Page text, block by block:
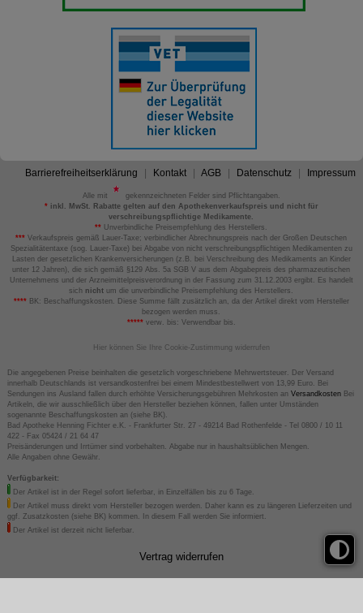
Barrierefreiheitserklärung Kontakt AGB Datenschutz Impressum
Alle mit
gekennzeichneten Felder sind Pflichtangaben.
*inkl. MwSt. Rabatte gelten auf den Apothekenverkaufspreis und nicht für
verschreibungspflichtige Medikamente.
** Unverbindliche Preisempfehlung des Herstellers.
*** Verkaufspreis gemäß Lauer-Taxe; verbindlicher Abrechnungspreis nach der Großen Deutschen
Spezialitätentaxe (sog. Lauer-Taxe) bei Abgabe von nicht verschreibungspflichtigen Medikamenten zu
Lasten der gesetzlichen Krankenversicherungen (z.B. bei Verschreibung des Medikaments an Kinder
unter 12 Jahren), die sich gemäß §129 Abs. 5a SGB V aus dem Abgabepreis des pharmazeutischen
Unternehmens und der Arzneimittelpreisverordnung in der Fassung zum 31.12.2003 ergibt. Es handelt
sich nicht um die unverbindliche Preisempfehlung des Herstellers.
****BK: Beschaffungskosten. Diese Summe fällt zusätzlich an, da der Artikel direkt vom Hersteller
bezogen werden muss.
*****verw. bis: Verwendbar bis.
Hier können Sie Ihre Cookie-Zustimmung widerrufen
Die angegebenen Preise beinhalten die gesetzlich vorgeschriebene Mehrwertsteuer. Der Versand
innerhalb Deutschlands ist versandkostenfrei bei einem Mindestbestellwert von 13,99 Euro. Bei
Sendungen ins Ausland fallen durch erhöhte Versicherungsgebühren Mehrkosten an VersandkostenBei
Artikeln, die wir ausschließlich über den Hersteller beziehen können, fallen unter Umständen
sogenannte Beschaffungskosten an (siehe BK).
Bad Apotheke Henning Fichter e.K. - Frankfurter Str. 27 - 49214 Bad Rothenfelde - Tel 0800 / 10 11
422 - Fax 05424 / 21 64 47
Preisänderungen und Irrtümer sind vorbehalten. Abgabe nur in haushaltsüblichen Mengen.
Alle Angaben ohne Gewähr.
Verfügbarkeit:
Der Artikel ist in der Regel sofort lieferbar, in Einzelfällen bis zu 6 Tage.
Der Artikel muss direkt vom Hersteller bezogen werden. Daher kann es zu längeren Lieferzeiten und
ggf. Zusatzkosten (siehe BK) kommen. In diesem Fall werden Sie informiert.
Der Artikel ist derzeit nicht lieferbar.
Vertrag widerrufen